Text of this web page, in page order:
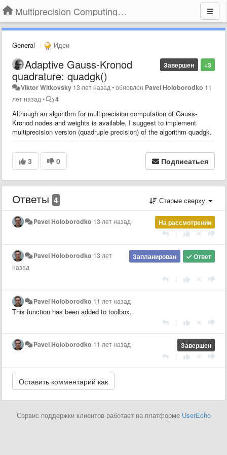
Multiprecision Computing Toolbox for MATLAB
General Идеи
+3
Завершен
Adaptive Gauss-Kronod
quadrature: quadgk()
Viktor Witkovsky 13 лет назад •обновлен Pavel Holoborodko 11
лет назад • 4
Although an algorithm for multiprecision computation of Gauss-
Kronod nodes and weights is available, I suggest to implement
multiprecision version (quadruple precision) of the algorithm quadgk.
3 0 Подписаться
Ответы 4 Старые сверху
На рассмотрении
Pavel Holoborodko 13 лет назад
Ответ
Запланирован
Pavel Holoborodko 13 лет
назад
Pavel Holoborodko 11 лет назад
This function has been added to toolbox.
Завершен
Pavel Holoborodko 11 лет назад
Сервис поддержки клиентов работает на платформе UserEcho